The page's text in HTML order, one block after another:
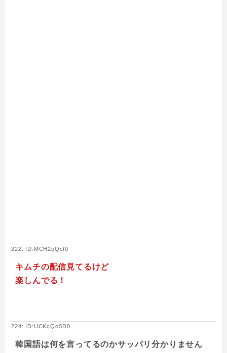
222: ID:MCH2pQct0
キムチの配信見てるけど
楽しんでる！
224: ID:UCKcQoSD0
韓国語は何を言ってるのかサッパリ分かりません